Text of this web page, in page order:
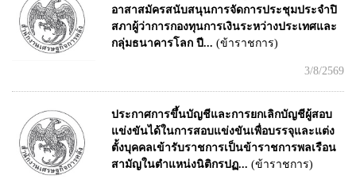
อาสาสมัครสนับสนุนการจัดการประชุมประจำปิ
สภาผู้ว่าการกองทุนการเงินระหว่างประเทศและ
กลุ่มธนาคารโลก ปี... (ข้าราชการ)
3/8/2569
ประกาศการขึ้นบัญชีและการยกเลิกบัญชีผู้สอบ
แข่งขันได้ในการสอบแข่งขันเพื่อบรรจุและแต่ง
ตั้งบุคคลเข้ารับราชการเป็นข้าราชการพลเรือน
สามัญในตำแหน่งนิติกรปฏ... (ข้าราชการ)